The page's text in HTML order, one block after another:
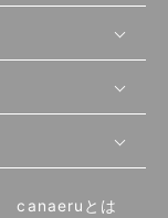
canaeruとは